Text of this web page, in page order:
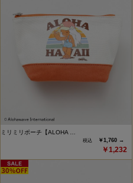
ミリミリポーチ【ALOHA …
￥1,760 →
￥1,232